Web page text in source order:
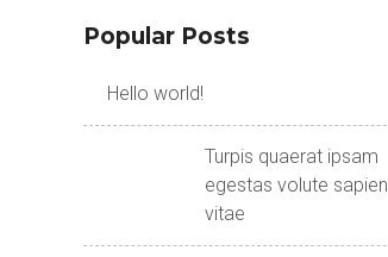
Popular Posts
Hello world!
Turpis quaerat ipsam
egestas volute sapien
vitae